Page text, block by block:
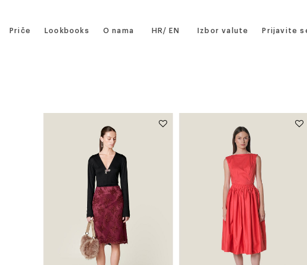
Priče Lookbooks O nama HR EN Izbor valute Prijavite